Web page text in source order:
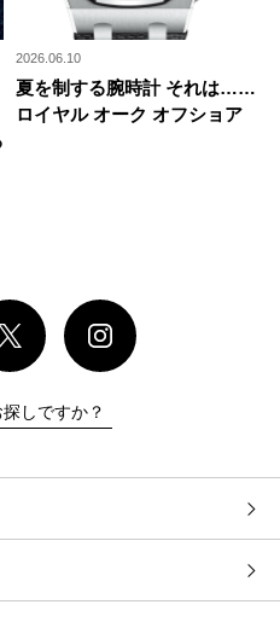
2026.06.10
夏を制する腕時計 それは……
ロイヤル オーク オフショア
しですか？